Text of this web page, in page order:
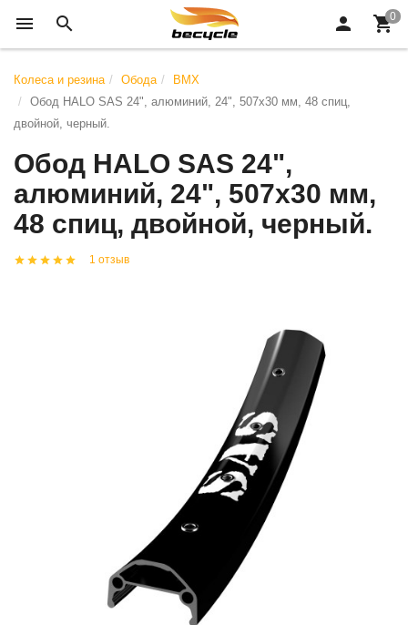
Колеса и резина Обода
BMX
Обод HALO SAS 24", алюминий, 24", 507x30 мм, 48 спиц,
двойной, черный.
Обод HALO SAS 24",
алюминий, 24", 507x30 мм,
48 спиц, двойной, черный.
1 отзыв